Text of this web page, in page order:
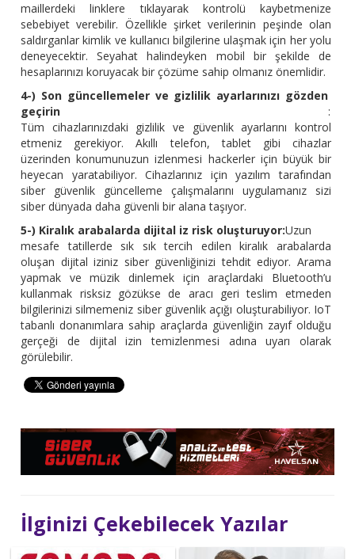
maillerdeki linklere tıklayarak kontrolü kaybetmenize
sebebiyet verebilir. Özellikle şirket verilerinin peşinde olan
saldırganlar kimlik ve kullanıcı bilgilerine ulaşmak için her yolu
deneyecektir. Seyahat halindeyken mobil bir şekilde de
hesaplarınızı koruyacak bir çözüme sahip olmanız önemlidir.
4-) Son güncellemeler ve gizlilik ayarlarınızı gözden
geçirin
:
Tüm cihazlarınızdaki gizlilik ve güvenlik ayarlarını kontrol
etmeniz gerekiyor. Akıllı telefon, tablet gibi cihazlar
üzerinden konumunuzun izlenmesi hackerler için büyük bir
heyecan yaratabiliyor. Cihazlarınız için yazılım tarafından
siber güvenlik güncelleme çalışmalarını uygulamanız sizi
siber dünyada daha güvenli bir alana taşıyor.
5-) Kiralık arabalarda dijital iz risk oluşturuyor:Uzun
mesafe tatillerde sık sık tercih edilen kiralık arabalarda
oluşan dijital iziniz siber güvenliğinizi tehdit ediyor. Arama
yapmak ve müzik dinlemek için araçlardaki Bluetooth’u
kullanmak risksiz gözükse de aracı geri teslim etmeden
bilgilerinizi silmemeniz siber güvenlik açığı oluşturabiliyor. IoT
tabanlı donanımlara sahip araçlarda güvenliğin zayıf olduğu
gerçeği de dijital izin temizlenmesi adına uyarı olarak
görülebilir.
İlginizi Çekebilecek Yazılar